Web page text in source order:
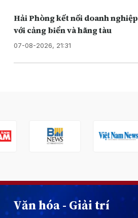
Hải Phòng kết nối doanh nghiệp
với cảng biển và hãng tàu
07-08-2026, 21:31
Văn hóa - Giải trí